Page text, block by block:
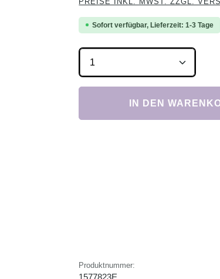
Sofort verfügbar, Lieferzeit: 1-3 Tage
Produkt Anzahl: Gib
IN DEN
Produktnummer:
1577823E